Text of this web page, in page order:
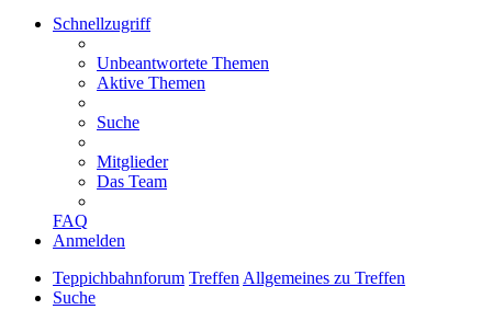
Schnellzugriff
Unbeantwortete Themen
Aktive Themen
Suche
Mitglieder
Das Team
FAQ
Anmelden
Teppichbahnforum TreffenAllgemeines zu Treffen
Suche